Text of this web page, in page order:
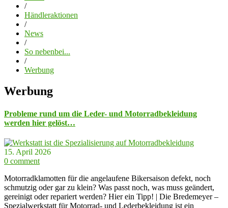
/
Händleraktionen
/
News
/
So nebenbei...
/
Werbung
Werbung
Probleme rund um die Leder- und Motorradbekleidung
werden hier gelöst…
15. April 2026
0 comment
Motorradklamotten für die angelaufene Bikersaison defekt, noch
schmutzig oder gar zu klein? Was passt noch, was muss geändert,
gereinigt oder repariert werden? Hier ein Tipp! | Die Bredemeyer –
Spezialwerkstatt für Motorrad- und Lederbekleidung ist ein